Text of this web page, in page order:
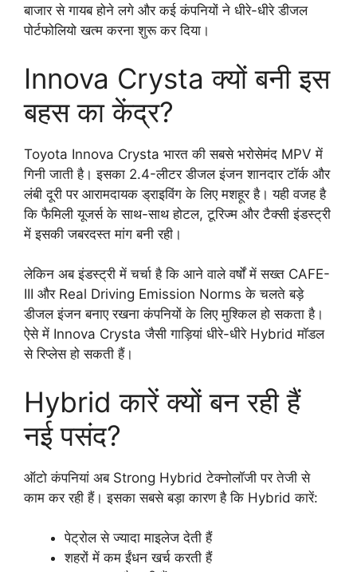
बाजार से गायब होने लगे और कई कंपनियों ने धीरे-धीरे डीजल
पोर्टफोलियो खत्म करना शुरू कर दिया।
Innova Crysta क्यों बनी इस
बहस का केंद्र?
Toyota Innova Crysta भारत की सबसे भरोसेमंद MPV में
गिनी जाती है। इसका 2.4-लीटर डीजल इंजन शानदार टॉर्क और
लंबी दूरी पर आरामदायक ड्राइविंग के लिए मशहूर है। यही वजह है
कि फैमिली यूजर्स के साथ-साथ होटल, टूरिज्म और टैक्सी इंडस्ट्री
में इसकी जबरदस्त मांग बनी रही।
लेकिन अब इंडस्ट्री में चर्चा है कि आने वाले वर्षों में सख्त CAFE-
III और Real Driving Emission Norms के चलते बड़े
डीजल इंजन बनाए रखना कंपनियों के लिए मुश्किल हो सकता है।
ऐसे में Innova Crysta जैसी गाड़ियां धीरे-धीरे Hybrid मॉडल
से रिप्लेस हो सकती हैं।
Hybrid कारें क्यों बन रही हैं
नई पसंद?
ऑटो कंपनियां अब Strong Hybrid टेक्नोलॉजी पर तेजी से
काम कर रही हैं। इसका सबसे बड़ा कारण है कि Hybrid कारें:
पेट्रोल से ज्यादा माइलेज देती हैं
शहरों में कम ईंधन खर्च करती हैं